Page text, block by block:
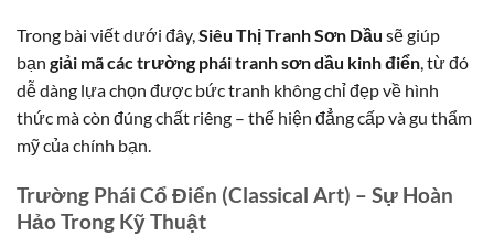
Trong bài viết dưới đây,Siêu Thị Tranh Sơn Dầu sẽ giúp
bạn giải mã các trường phái tranh sơn dầu kinh điển, từ đó
dễ dàng lựa chọn được bức tranh không chỉ đẹp về hình
thức mà còn đúng chất riêng – thể hiện đẳng cấp và gu thẩm
mỹ của chính bạn.
Trường Phái Cổ Điển (Classical Art) – Sự Hoàn
Hảo Trong Kỹ Thuật